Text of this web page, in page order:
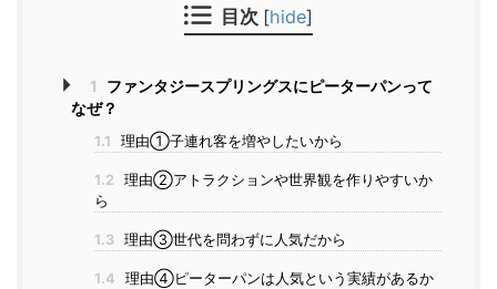
目次 [hide]
1
ファンタジースプリングスにピーターパンって
なぜ？
1.1 理由①子連れ客を増やしたいから
1.2
理由②アトラクションや世界観を作りやすいか
ら
1.3 理由③世代を問わずに人気だから
1.4
理由④ピーターパンは人気という実績があるか